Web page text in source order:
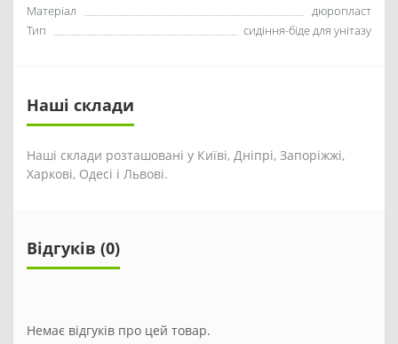
Матеріал
дюропласт
Тип
сидіння-біде для унітазу
Наші склади
Наші склади розташовані у Київі, Дніпрі, Запоріжжі,
Харкові, Одесі і Львові.
Відгуків (0)
Немає відгуків про цей товар.